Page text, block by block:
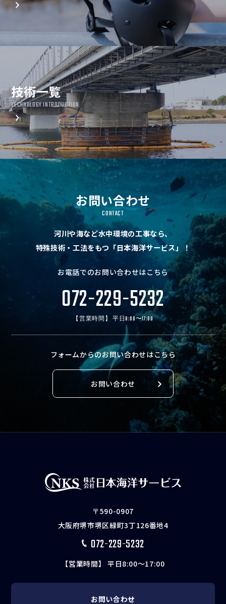
技術一覧
TECHNOLOGY INTRODUCTION
お問い合わせ
CONTACT
河川や海など水中環境の工事なら、
特殊技術・工法をもつ「日本海洋サービス」！
お電話でのお問い合わせはこちら
072-229-5232
【営業時間】 平日8:00〜17:00
フォームからのお問い合わせはこちら
お問い合わせ
〒590-0907
大阪府堺市堺区緑町3丁126番地4
072-229-5232
【営業時間】 平日8:00〜17:00
お問い合わせ